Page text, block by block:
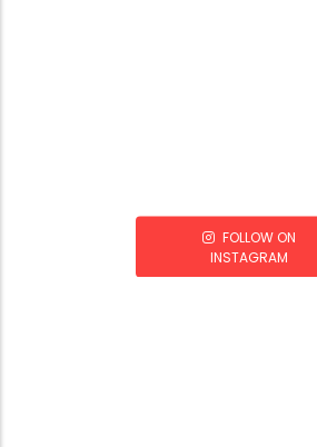
FOLLOW ON
INSTAGRAM